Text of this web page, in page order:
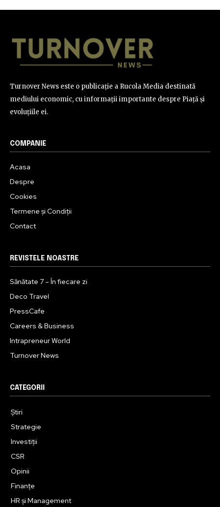
Turnover News este o publicație a Rucola Media destinată
mediului economic, cu informații importante despre Piață și
evoluțiile ei.
COMPANIE
Acasa
Despre
Cookies
Termene și Condiții
Contact
REVISTELE NOASTRE
Sănătate 7 – În fiecare zi
Deco Travel
PressCafe
Careers & Business
Intrapreneur World
Turnover News
CATEGORII
Știri
Strategie
Investiții
CSR
Opinii
Finanțe
HR și Management